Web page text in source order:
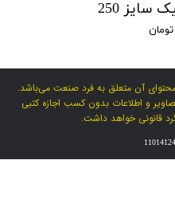
250
آن متعلق به فرد صنعت می‌باشد.
و اطلاعات بدون کسب اجازه کتبی
قانونی خواهد داشت.